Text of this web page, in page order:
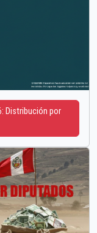
Distribución por